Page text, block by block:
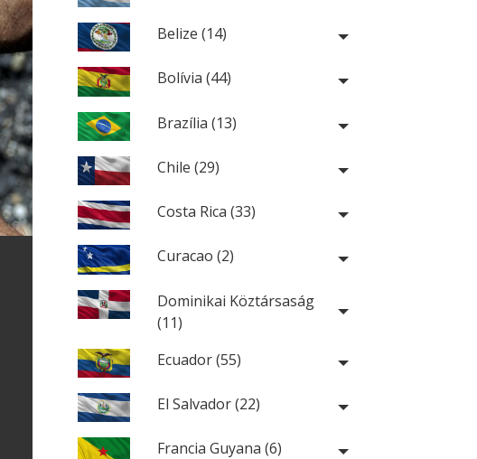
Belize (14)
Bolívia (44)
Brazília (13)
Chile (29)
Costa Rica (33)
Curacao (2)
Dominikai Köztársaság
(11)
Ecuador (55)
El Salvador (22)
Francia Guyana (6)